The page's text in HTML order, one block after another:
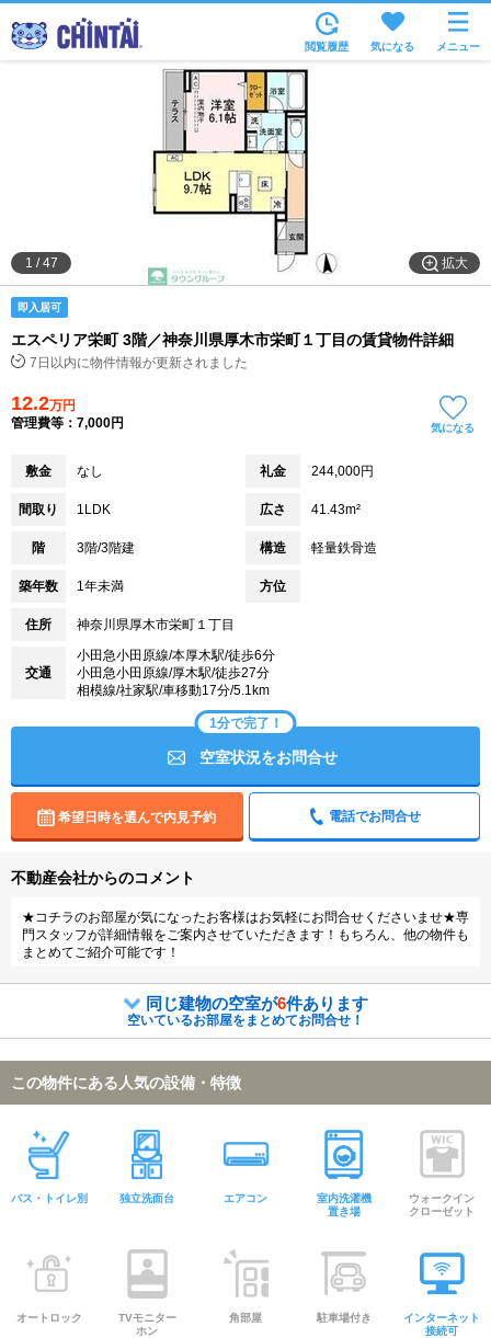
沿線・駅から
住所から
家賃相場から
通勤通学時間から
物件特集から
不動産会社から
閲覧履歴 気になる メニュー
拡大
1 /47
即入居可
エスペリア栄町 3階／神奈川県厚木市栄町１丁目の賃貸物件詳細
7日以内に物件情報が更新されました
12.2万円
管理費等：7,000円
気になる
敷金 なし 礼金 244,000円
間取り 1LDK 広さ 41.43m²
階 3階/3階建 構造 軽量鉄骨造
築年数 1年未満 方位
住所 神奈川県厚木市栄町１丁目
交通
小田急小田原線/本厚木駅/徒歩6分
小田急小田原線/厚木駅/徒歩27分
相模線/社家駅/車移動17分/5.1km
1分で完了！
空室状況をお問合せ
希望日時を選んで内見予約 電話でお問合せ
不動産会社からのコメント
★コチラのお部屋が気になったお客様はお気軽にお問合せくださいませ★専
門スタッフが詳細情報をご案内させていただきます！もちろん、他の物件も
まとめてご紹介可能です！
同じ建物の空室が6件あります
空いているお部屋をまとめてお問合せ！
この物件にある人気の設備・特徴
バス・トイレ別 独立洗面台 エアコン
室内洗濯機
置き場
ウォークイン
クローゼット
オートロック
TVモニター
ホン
角部屋 駐車場付き
インターネット
接続可